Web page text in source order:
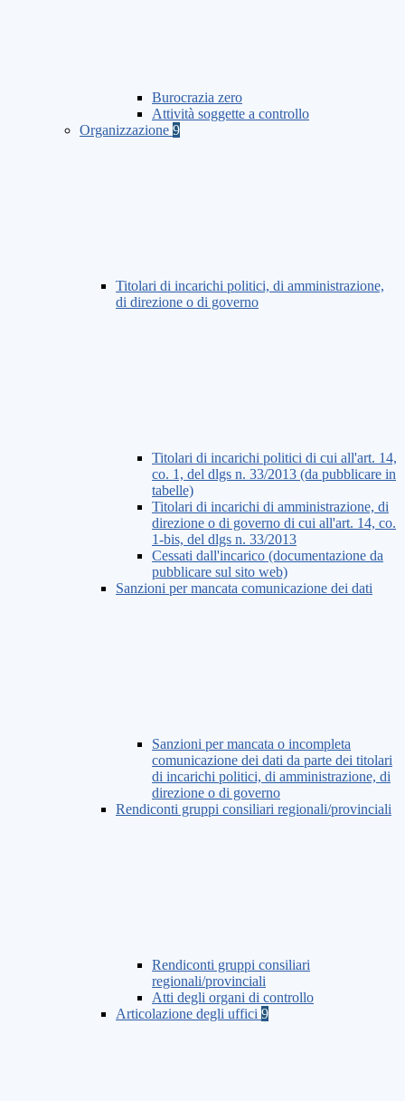
Burocrazia zero
Attività soggette a controllo
Organizzazione 9
Titolari di incarichi politici, di amministrazione,
di direzione o di governo
Titolari di incarichi politici di cui all'art. 14,
co. 1, del dlgs n. 33/2013 (da pubblicare in
tabelle)
Titolari di incarichi di amministrazione, di
direzione o di governo di cui all'art. 14, co.
1-bis, del dlgs n. 33/2013
Cessati dall'incarico (documentazione da
pubblicare sul sito web)
Sanzioni per mancata comunicazione dei dati
Sanzioni per mancata o incompleta
comunicazione dei dati da parte dei titolari
di incarichi politici, di amministrazione, di
direzione o di governo
Rendiconti gruppi consiliari regionali/provinciali
Rendiconti gruppi consiliari
regionali/provinciali
Atti degli organi di controllo
Articolazione degli uffici 9